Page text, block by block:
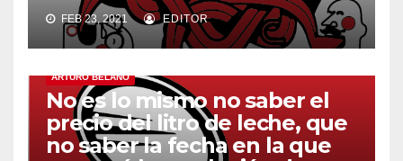
FEB 23, 2021 EDITOR
ARTURO BELANO
No es lo mismo no saber el
precio del litro de leche, que
no saber la fecha en la que